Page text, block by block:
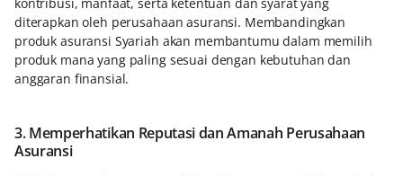
diterapkan oleh perusahaan asuransi. Membandingkan
produk asuransi Syariah akan membantumu dalam memilih
produk mana yang paling sesuai dengan kebutuhan dan
anggaran finansial.
3. Memperhatikan Reputasi dan Amanah Perusahaan
Asuransi